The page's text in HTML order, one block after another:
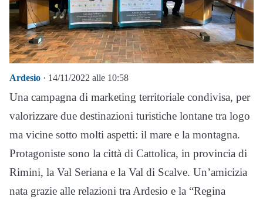
Ardesio · 14/11/2022 alle 10:58
Una campagna di marketing territoriale condivisa, per
valorizzare due destinazioni turistiche lontane tra logo
ma vicine sotto molti aspetti: il mare e la montagna.
Protagoniste sono la città di Cattolica, in provincia di
Rimini, la Val Seriana e la Val di Scalve. Un’amicizia
nata grazie alle relazioni tra Ardesio e la “Regina